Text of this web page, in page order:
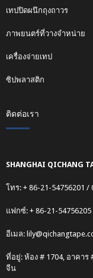
เทปปิดผนึกถุงถาวร
ภาพยนตร์ที่วางจำหน่าย
เครื่องจ่ายเทป
ซิปพลาสติก
ติดต่อเรา
SHANGHAI QICHANG
โทร: + 86-21-54756201 /
แฟกซ์: + 86-21-54756205
อีเมล:
ที่อยู่: ห้อง # 1704, อาคาร
จีน